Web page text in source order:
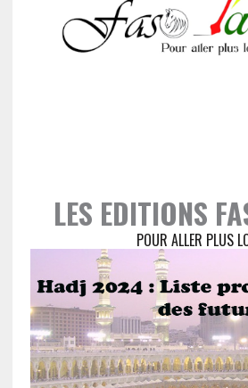
LES EDITIONS
POUR ALLER PLUS